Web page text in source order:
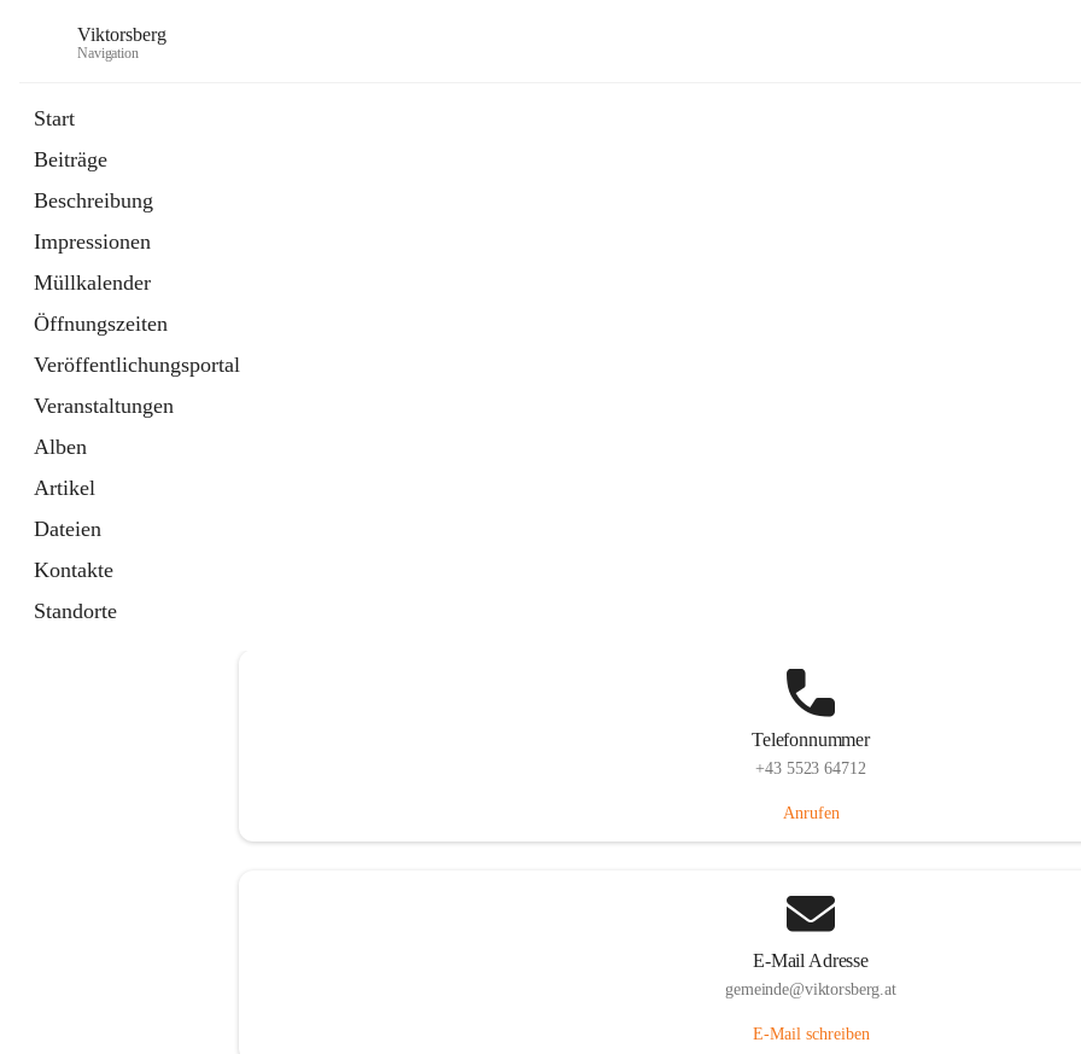
Viktorsberg
Navigation
Start
Beiträge
Beschreibung
Impressionen
Müllkalender
Öffnungszeiten
Veröffentlichungsportal
Veranstaltungen
Alben
Artikel
Dateien
Kontakte
Standorte
Telefonnummer
+43 5523 64712
Anrufen
E-Mail Adresse
gemeinde@viktorsberg.at
E-Mail schreiben